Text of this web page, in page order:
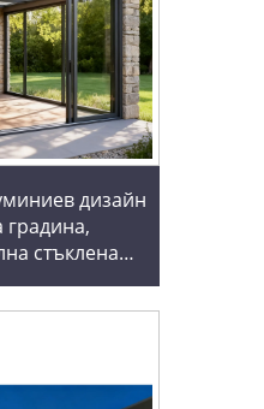
дизайн
градина,
стъклена
пергола,